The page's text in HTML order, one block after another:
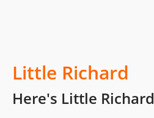
Little Richard
Here's Little Richard